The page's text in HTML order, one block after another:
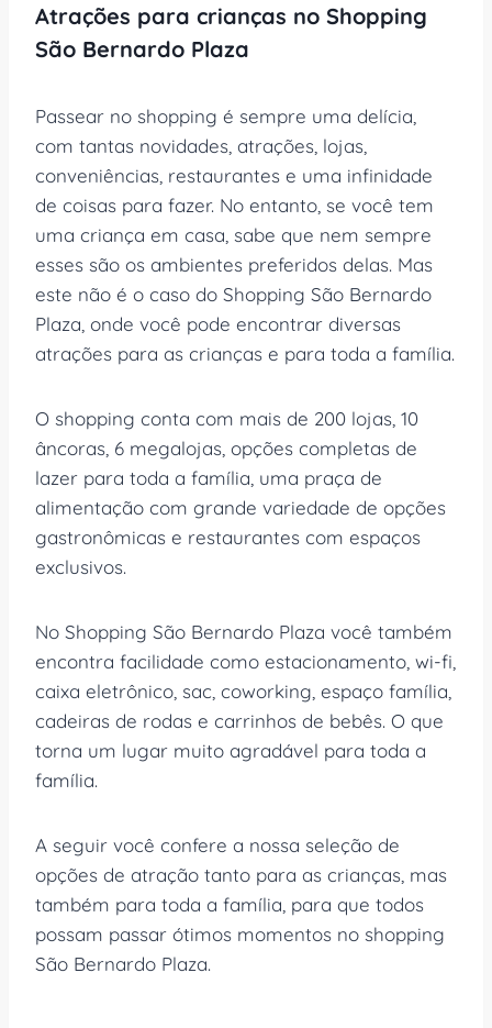
Atrações para crianças no Shopping
São Bernardo Plaza
Passear no shopping é sempre uma delícia,
com tantas novidades, atrações, lojas,
conveniências, restaurantes e uma infinidade
de coisas para fazer. No entanto, se você tem
uma criança em casa, sabe que nem sempre
esses são os ambientes preferidos delas. Mas
este não é o caso do Shopping São Bernardo
Plaza, onde você pode encontrar diversas
atrações para as crianças e para toda a família.
O shopping conta com mais de 200 lojas, 10
âncoras, 6 megalojas, opções completas de
lazer para toda a família, uma praça de
alimentação com grande variedade de opções
gastronômicas e restaurantes com espaços
exclusivos.
No Shopping São Bernardo Plaza você também
encontra facilidade como estacionamento, wi-fi,
caixa eletrônico, sac, coworking, espaço família,
cadeiras de rodas e carrinhos de bebês. O que
torna um lugar muito agradável para toda a
família.
A seguir você confere a nossa seleção de
opções de atração tanto para as crianças, mas
também para toda a família, para que todos
possam passar ótimos momentos no shopping
São Bernardo Plaza.